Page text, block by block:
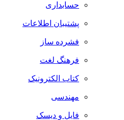
حسابداری
پشتیبان اطلاعات
فشرده ساز
فرهنگ لغت
کتاب الکترونیک
مهندسی
فایل و دیسک